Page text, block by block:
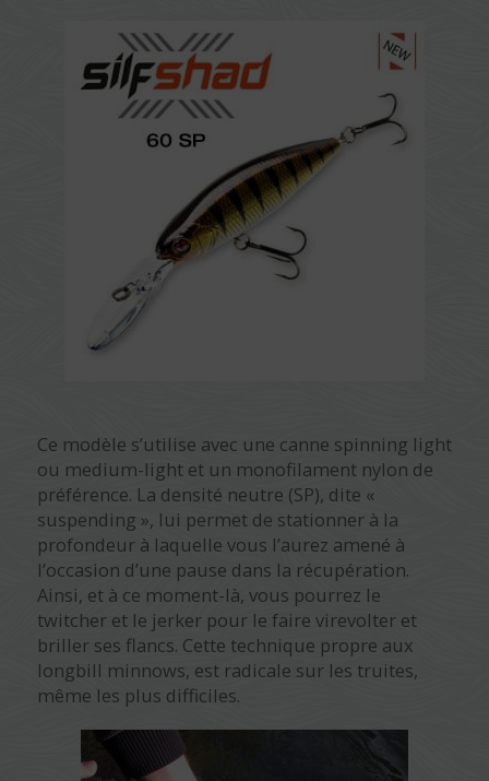
Ce modèle s’utilise avec une canne spinning light
ou medium-light et un monofilament nylon de
préférence. La densité neutre (SP), dite «
suspending », lui permet de stationner à la
profondeur à laquelle vous l’aurez amené à
l’occasion d’une pause dans la récupération.
Ainsi, et à ce moment-là, vous pourrez le
twitcher et le jerker pour le faire virevolter et
briller ses flancs. Cette technique propre aux
longbill minnows, est radicale sur les truites,
même les plus difficiles.